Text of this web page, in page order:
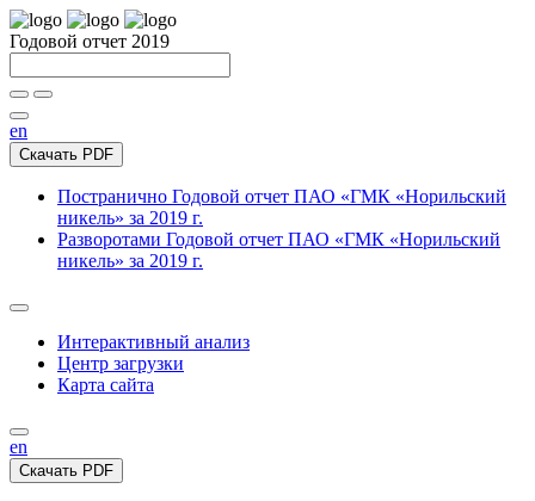
Годовой отчет 2019
en
Скачать PDF
Постранично Годовой отчет ПАО «ГМК «Норильский
никель» за 2019 г.
Разворотами Годовой отчет ПАО «ГМК «Норильский
никель» за 2019 г.
Интерактивный анализ
Центр загрузки
Карта сайта
en
Скачать PDF